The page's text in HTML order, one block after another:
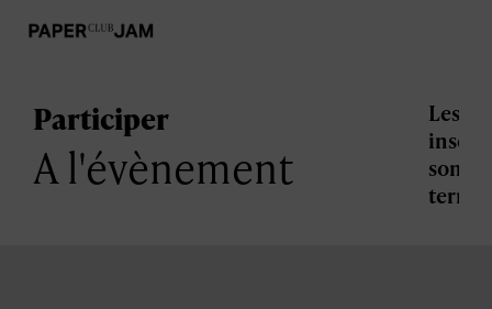
Participer
A l'évènement
Les
sont